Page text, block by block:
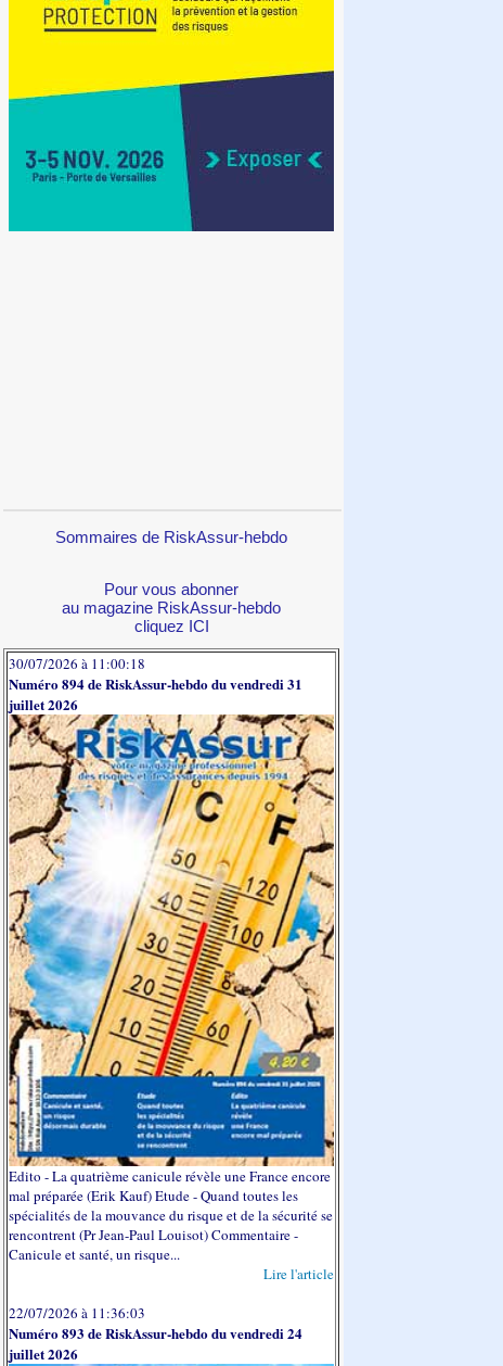
Sommaires de RiskAssur-hebdo
Pour vous abonner
au magazine RiskAssur-hebdo
cliquez ICI
30/07/2026 à 11:00:18
Numéro 894 de RiskAssur-hebdo du vendredi 31
juillet 2026
Edito - La quatrième canicule révèle une France encore
mal préparée (Erik Kauf) Etude - Quand toutes les
spécialités de la mouvance du risque et de la sécurité se
rencontrent (Pr Jean-Paul Louisot) Commentaire -
Canicule et santé, un risque...
Lire l'article
22/07/2026 à 11:36:03
Numéro 893 de RiskAssur-hebdo du vendredi 24
juillet 2026